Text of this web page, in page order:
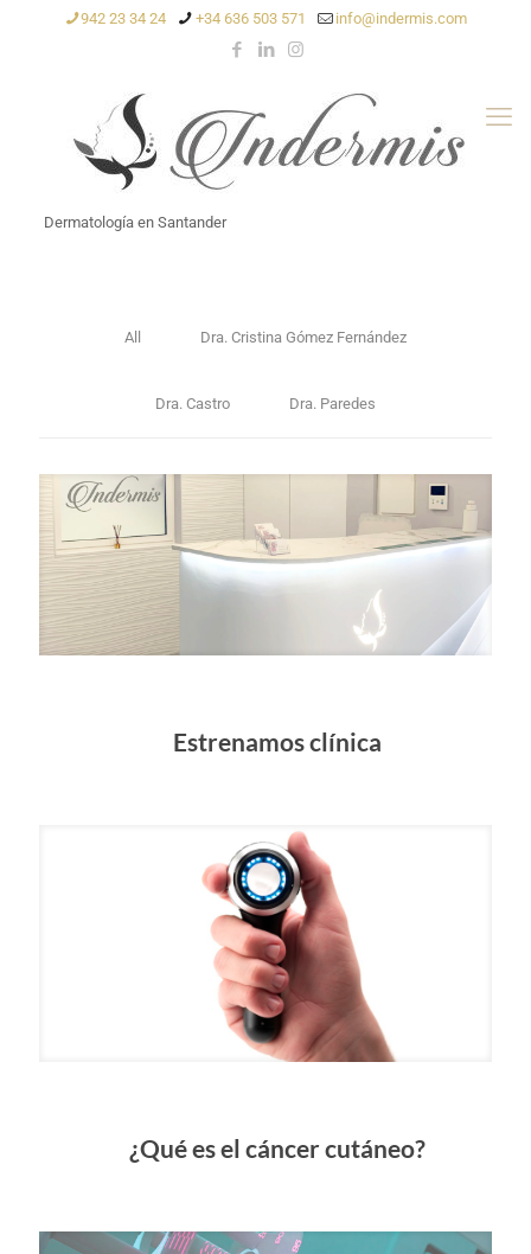
942 23 34 24 +34 636 503 571 info@indermis.com
Dermatología en Santander
All Dra. Cristina Gómez Fernández
Dra. Castro Dra. Paredes
Estrenamos clínica
¿Qué es el cáncer cutáneo?